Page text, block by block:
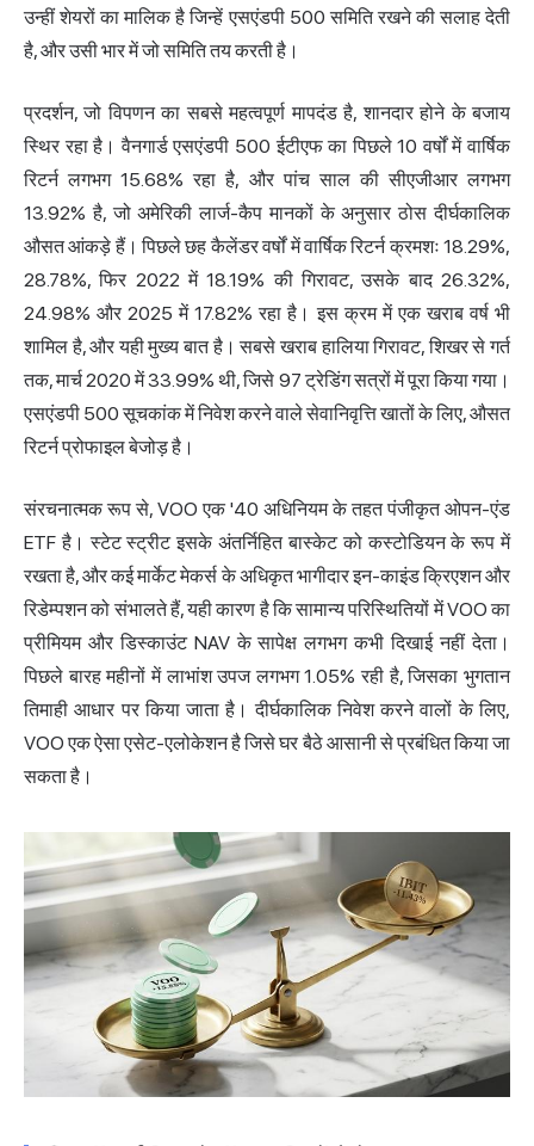
उन्हीं शेयरों का मालिक है जिन्हें एसएंडपी 500 समिति रखने की सलाह देती
है, और उसी भार में जो समिति तय करती है।
प्रदर्शन, जो विपणन का सबसे महत्वपूर्ण मापदंड है, शानदार होने के बजाय
स्थिर रहा है। वैनगार्ड एसएंडपी 500 ईटीएफ का पिछले 10 वर्षों में वार्षिक
रिटर्न लगभग 15.68% रहा है, और पांच साल की सीएजीआर लगभग
13.92% है, जो अमेरिकी लार्ज-कैप मानकों के अनुसार ठोस दीर्घकालिक
औसत आंकड़े हैं। पिछले छह कैलेंडर वर्षों में वार्षिक रिटर्न क्रमशः 18.29%,
28.78%, फिर 2022 में 18.19% की गिरावट, उसके बाद 26.32%,
24.98% और 2025 में 17.82% रहा है। इस क्रम में एक खराब वर्ष भी
शामिल है, और यही मुख्य बात है। सबसे खराब हालिया गिरावट, शिखर से गर्त
तक, मार्च 2020 में 33.99% थी, जिसे 97 ट्रेडिंग सत्रों में पूरा किया गया।
एसएंडपी 500 सूचकांक मेंनिवेश करनेवाले सेवानिवृत्ति खातों के लिए, औसत
रिटर्न प्रोफाइल बेजोड़ है।
संरचनात्मक रूप से, VOO एक '40 अधिनियम के तहत पंजीकृत ओपन-एंड
ETF है। स्टेट स्ट्रीट इसके अंतर्निहित बास्केट को कस्टोडियन के रूप में
रखता है, और कई मार्केट मेकर्स के अधिकृत भागीदार इन-काइंड क्रिएशन और
रिडेम्पशन को संभालते हैं, यही कारण है कि सामान्य परिस्थितियों में VOO का
प्रीमियम और डिस्काउंट NAV के सापेक्ष लगभग कभी दिखाई नहीं देता।
पिछले बारह महीनों में लाभांश उपज लगभग 1.05% रही है, जिसका भुगतान
तिमाही आधार पर किया जाता है।दीर्घकालिक निवेशकरने वालों के लिए,
VOO एक ऐसा एसेट-एलोकेशन है जिसे घर बैठे आसानी से प्रबंधित किया जा
सकता है।